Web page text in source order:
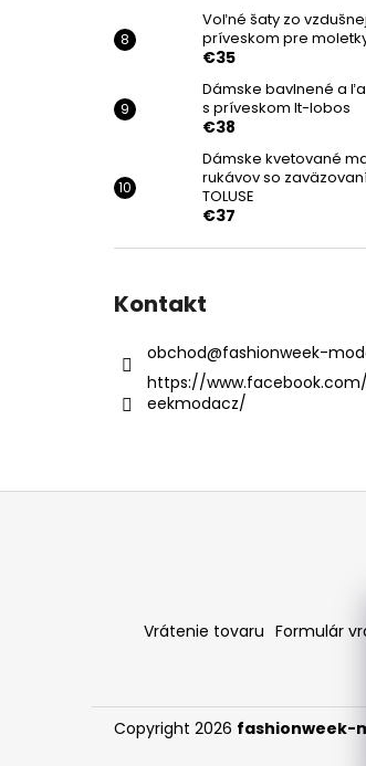
Voľné šaty zo
príveskom pre
€35
Dámske bavlnené a
s príveskom It-lobos
€38
Dámske kvetované
rukávov so
TOLUSE
€37
Kontakt
obchod@fashionweek-
https://
eekmodacz/
Z
Vrátenie tovaru Formulár
Copyright 2026 fashionweek-